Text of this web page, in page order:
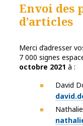
Envoi des
d’articles
Merci d’adresser
7 000 signes
octobre 2021 à :
David